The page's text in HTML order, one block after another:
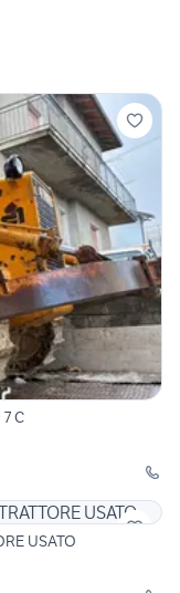
C
USATO